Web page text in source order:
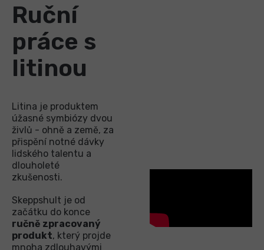
Ruční
práce s
litinou
Litina je produktem
úžasné symbiózy dvou
živlů - ohně a země, za
přispění notné dávky
lidského talentu a
dlouholeté
zkušenosti.
Skeppshult je od
začátku do konce
ručně zpracovaný
produkt, který projde
mnoha zdlouhavými